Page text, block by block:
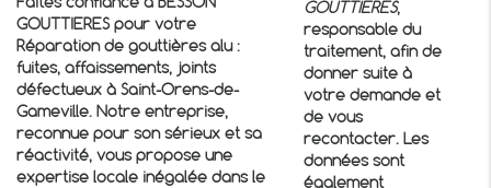
Faites confiance à BESSON
GOUTTIERES pour votre
Réparation de gouttières alu :
fuites, affaissements, joints
défectueux à Saint-Orens-de-
Gameville. Notre entreprise,
reconnue pour son sérieux et sa
réactivité, vous propose une
expertise locale inégalée dans le
GOUTTIERES,
responsable du
traitement, afin de
donner suite à
votre demande et
de vous
recontacter. Les
données sont
également